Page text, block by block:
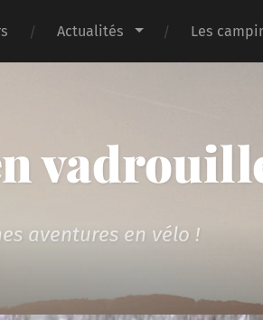
Actualités Les
aventures en vélo !